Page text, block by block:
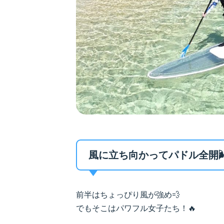
風に立ち向かってパドル全
前半はちょっぴり風が強め💨
でもそこはパワフル女子たち！🔥